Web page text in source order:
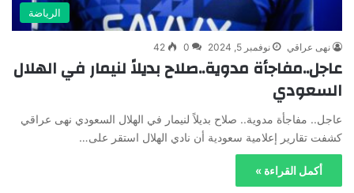
الرياضة
نهى عراقي نوفمبر 5, 2024 0
42
عاجل..مفاجأة مدوية..صلاح بديلاً لنيمار في الهلال
السعودي
عاجل.. مفاجأة مدوية.. صلاح بديلاً لنيمار في الهلال السعودي نهى عراقي
كشفت تقارير إعلامية سعودية أن نادي الهلال استقر على…
أكمل القراءة »